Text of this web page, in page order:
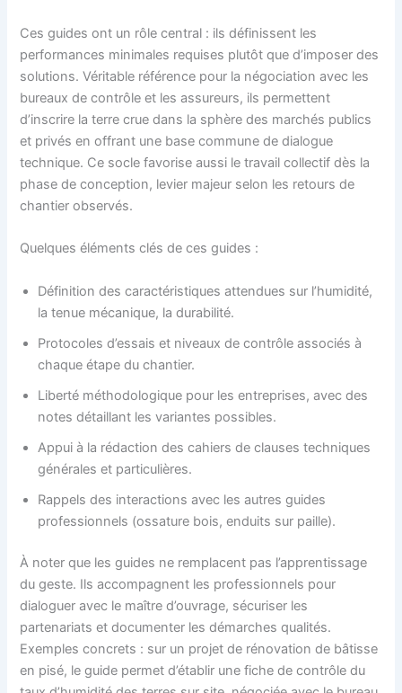
Ces guides ont un rôle central : ils définissent les
performances minimales requises plutôt que d’imposer des
solutions. Véritable référence pour la négociation avec les
bureaux de contrôle et les assureurs, ils permettent
d’inscrire la terre crue dans la sphère des marchés publics
et privés en offrant une base commune de dialogue
technique. Ce socle favorise aussi le travail collectif dès la
phase de conception, levier majeur selon les retours de
chantier observés.
Quelques éléments clés de ces guides :
Définition des caractéristiques attendues sur l’humidité,
la tenue mécanique, la durabilité.
Protocoles d’essais et niveaux de contrôle associés à
chaque étape du chantier.
Liberté méthodologique pour les entreprises, avec des
notes détaillant les variantes possibles.
Appui à la rédaction des cahiers de clauses techniques
générales et particulières.
Rappels des interactions avec les autres guides
professionnels (ossature bois, enduits sur paille).
À noter que les guides ne remplacent pas l’apprentissage
du geste. Ils accompagnent les professionnels pour
dialoguer avec le maître d’ouvrage, sécuriser les
partenariats et documenter les démarches qualités.
Exemples concrets : sur un projet de rénovation de bâtisse
en pisé, le guide permet d’établir une fiche de contrôle du